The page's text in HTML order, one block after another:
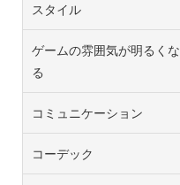
スタイル
ゲームの雰囲気が明るくな
る
コミュニケーション
コーデック